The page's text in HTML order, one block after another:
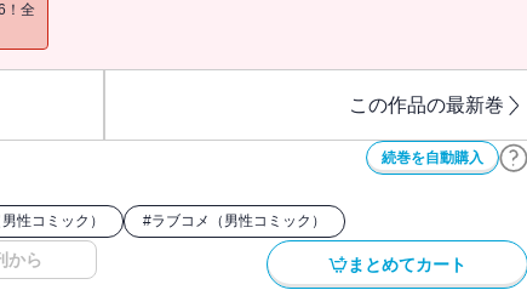
！全
この作品の最新巻
続巻を自動購入
性コミック） #ラブコメ（男性コミック）
から まとめてカート